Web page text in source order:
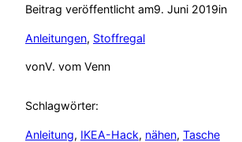
Beitrag veröffentlicht am9. Juni 2019in
Anleitungen, Stoffregal
vonV. vom Venn
Schlagwörter:
Anleitung, IKEA-Hack, nähen, Tasche